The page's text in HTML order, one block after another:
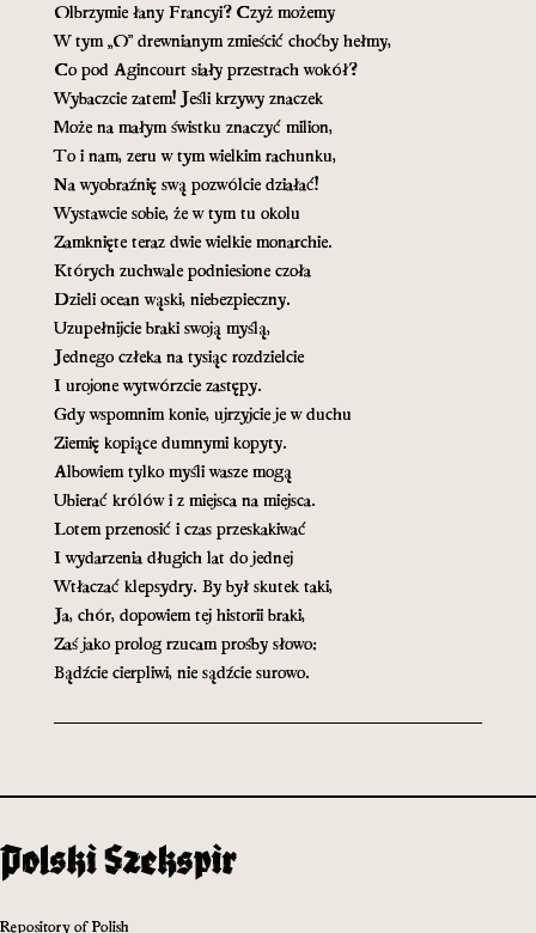
Olbrzymie łany Francyi? Czyż możemy
W tym „O” drewnianym zmieścić choćby hełmy,
Co pod Agincourt siały przestrach wokół?
Wybaczcie zatem! Jeśli krzywy znaczek
Może na małym świstku znaczyć milion,
To i nam, zeru w tym wielkim rachunku,
Na wyobraźnię swą pozwólcie działać!
Wystawcie sobie, że w tym tu okolu
Zamknięte teraz dwie wielkie monarchie.
Których zuchwale podniesione czoła
Dzieli ocean wąski, niebezpieczny.
Uzupełnijcie braki swoją myślą,
Jednego człeka na tysiąc rozdzielcie
I urojone wytwórzcie zastępy.
Gdy wspomnim konie, ujrzyjcie je w duchu
Ziemię kopiące dumnymi kopyty.
Albowiem tylko myśli wasze mogą
Ubierać królów i z miejsca na miejsca.
Lotem przenosić i czas przeskakiwać
I wydarzenia długich lat do jednej
Wtłaczać klepsydry. By był skutek taki,
Ja, chór, dopowiem tej historii braki,
Zaś jako prolog rzucam prośby słowo:
Bądźcie cierpliwi, nie sądźcie surowo.
Repository of Polish